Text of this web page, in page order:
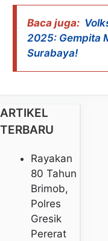
Baca juga:
2025: Gempita
Surabaya!
ARTIKEL
TERBARU
Rayakan
80 Tahun
Brimob,
Polres
Gresik
Pererat